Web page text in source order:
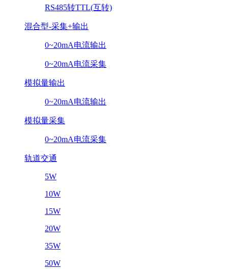
RS485转TTL(互转)
混合型-采集+输出
0~20mA电流输出
0~20mA电流采集
模拟量输出
0~20mA电流输出
模拟量采集
0~20mA电流采集
轨道交通
5W
10W
15W
20W
35W
50W